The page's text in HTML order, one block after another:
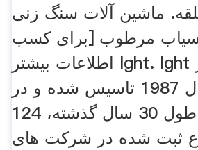
ماشین آلات سنگ زنی
مرطوب [برای کسب
اطلاعات بیشتر lght. lght در
سال 1987 تاسیس شده و در
طول 30 سال گذشته، 124
ثبت شده در شركت های